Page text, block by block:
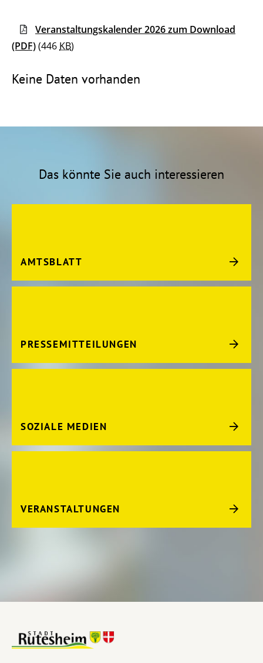
Veranstaltungskalender 2026 zum Download
(PDF)(446 KB)
Keine Daten vorhanden
Das könnte Sie auch interessieren
AMTSBLATT
PRESSEMITTEILUNGEN
SOZIALE MEDIEN
VERANSTALTUNGEN